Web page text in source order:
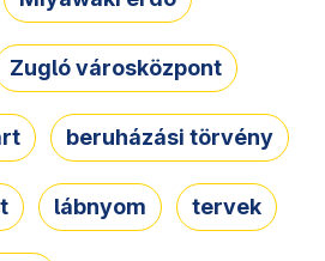
Zugló városközpont
beruházási törvény
lábnyom tervek